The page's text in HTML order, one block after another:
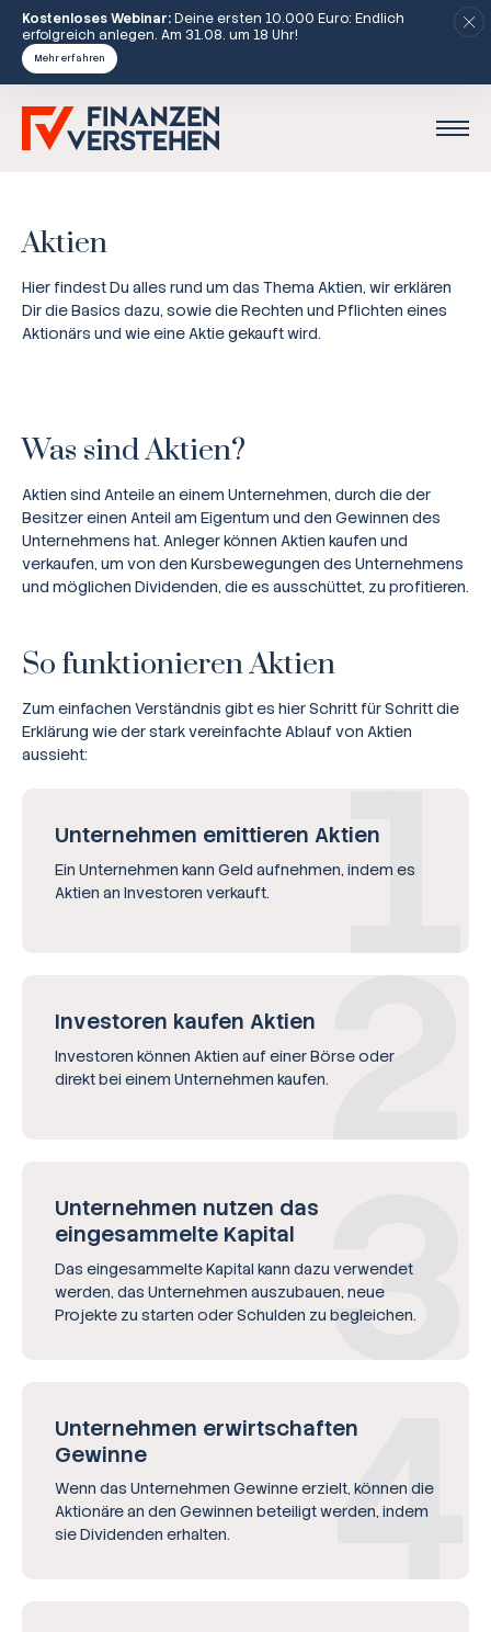
Kostenloses Webinar:Deine ersten 10.000 Euro: Endlich
erfolgreich anlegen. Am 31.08. um 18 Uhr!
Mehr erfahren
Aktien
Hier findest Du alles rund um das Thema Aktien, wir erklären
Dir die Basics dazu, sowie die Rechten und Pflichten eines
Aktionärs und wie eine Aktie gekauft wird.
Was sind Aktien?
Aktien sind Anteile an einem Unternehmen, durch die der
Besitzer einen Anteil am Eigentum und den Gewinnen des
Unternehmens hat. Anleger können Aktien kaufen und
verkaufen, um von den Kursbewegungen des Unternehmens
und möglichen Dividenden, die es ausschüttet, zu profitieren.
So funktionieren Aktien
Zum einfachen Verständnis gibt es hier Schritt für Schritt die
Erklärung wie der stark vereinfachte Ablauf von Aktien
aussieht:
Unternehmen emittieren Aktien
Ein Unternehmen kann Geld aufnehmen, indem es
Aktien an Investoren verkauft.
Investoren kaufen Aktien
Investoren können Aktien auf einer Börse oder
direkt bei einem Unternehmen kaufen.
Unternehmen nutzen das
eingesammelte Kapital
Das eingesammelte Kapital kann dazu verwendet
werden, das Unternehmen auszubauen, neue
Projekte zu starten oder Schulden zu begleichen.
Unternehmen erwirtschaften
Gewinne
Wenn das Unternehmen Gewinne erzielt, können die
Aktionäre an den Gewinnen beteiligt werden, indem
sie Dividenden erhalten.